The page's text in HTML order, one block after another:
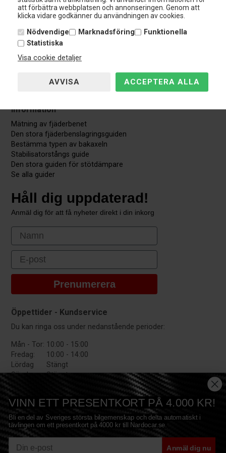
att förbättra webbplatsen och annonseringen. Genom att
klicka vidare godkänner du användningen av cookies.
Nödvendige Marknadsföring
Funktionella
Statistiska
Visa cookie detaljer
Avbryt beställning
Information
Mätning av fjäderbenet
Den stora fjäderbenslagringsguiden
Bestämma typen av bakaxeln
Stabilisatorstångs guide
Den stora guiden för stötdämpare
Se alla guider
Håll dig uppdaterad!
Anmäl dig för att få nyheter direkt i din inkorg
First Name
Email
Prenumerera
Öppettider - Kundservice
Du kan ringa oss under nedanstående perioder:
Mån - Tor: 10:00 - 15:00
Fredag:
10:00 - 14:00
Lördag
Stängt
Söndag:
Stängt
VINN ETT PRESENTKORT PÅ 4.000 KR!
Bli en del av Sveriges största bilgemenskap och delta automatiskt i
tävlingen om ett presentkort på 4000 kr till Nardocar.se.
Anmäl dig nu